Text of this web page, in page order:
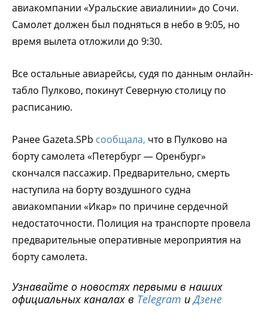
авиакомпании «Уральские авиалинии» до Сочи.
Самолет должен был подняться в небо в 9:05, но
время вылета отложили до 9:30.
Все остальные авиарейсы, судя по данным онлайн-
табло Пулково, покинут Северную столицу по
расписанию.
Ранее Gazeta.SPb сообщала, что в Пулково на
борту самолета «Петербург — Оренбург»
скончался пассажир. Предварительно, смерть
наступила на борту воздушного судна
авиакомпании «Икар» по причине сердечной
недостаточности. Полиция на транспорте провела
предварительные оперативные мероприятия на
борту самолета.
Узнавайте о новостях первыми в наших
официальных каналах в Telegram иДзене